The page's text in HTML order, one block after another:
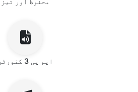
ایم پی 3 کنورٹر